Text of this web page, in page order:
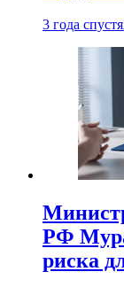
3 года спустя
РФ
риска